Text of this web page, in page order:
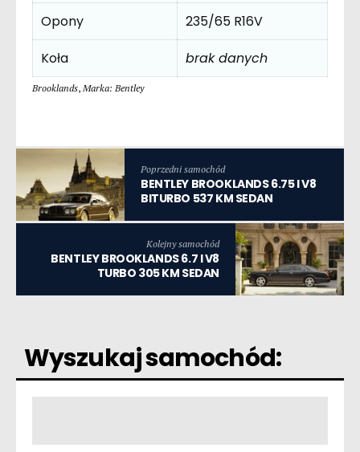
Opony
235/65 R16V
Koła
brak danych
Brooklands, Marka: Bentley
Poprzedni samochód
BENTLEY BROOKLANDS 6.75 I V8
BITURBO 537 KM SEDAN
Kolejny samochód
BENTLEY BROOKLANDS 6.7 I V8
TURBO 305 KM SEDAN
Wyszukaj samochód: